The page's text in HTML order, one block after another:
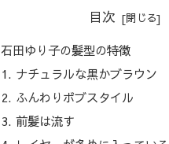
目次
石田ゆり子の髪型の特徴
ナチュラルな黒かブラウン
ふんわりボブスタイル
前髪は流す